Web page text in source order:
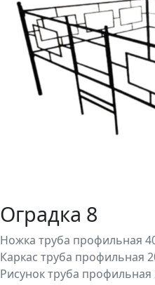
Оградка 8
Ножка труба профильная
Каркас труба профильная
Рисунок труба